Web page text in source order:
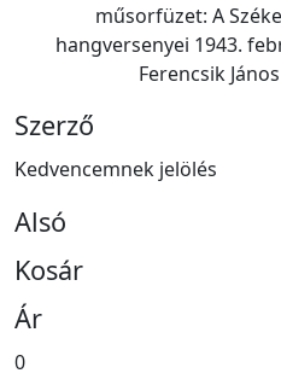
műsorfüzet: A
hangversenyei 1943.
Ferencsik
Szerző
Kedvencemnek jelölés
Alsó
Kosár
Ár
0